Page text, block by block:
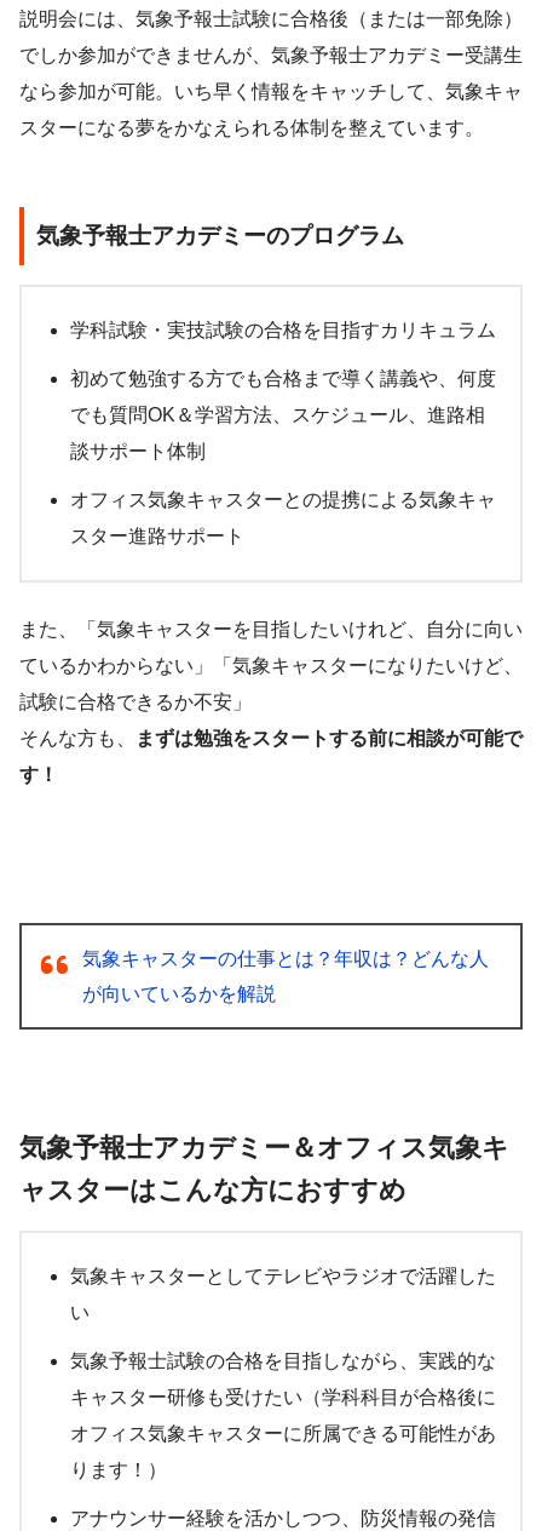
説明会には、気象予報士試験に合格後（または一部免除）
でしか参加ができませんが、気象予報士アカデミー受講生
なら参加が可能。いち早く情報をキャッチして、気象キャ
スターになる夢をかなえられる体制を整えています。
気象予報士アカデミーのプログラム
学科試験・実技試験の合格を目指すカリキュラム
初めて勉強する方でも合格まで導く講義や、何度
でも質問OK＆学習方法、スケジュール、進路相
談サポート体制
オフィス気象キャスターとの提携による気象キャ
スター進路サポート
また、「気象キャスターを目指したいけれど、自分に向い
ているかわからない」「気象キャスターになりたいけど、
試験に合格できるか不安」
そんな方も、
まずは勉強をスタートする前に相談が可能で
す！
気象キャスターの仕事とは？年収は？どんな人
が向いているかを解説
気象予報士アカデミー＆オフィス気象キ
ャスターはこんな方におすすめ
気象キャスターとしてテレビやラジオで活躍した
い
気象予報士試験の合格を目指しながら、実践的な
キャスター研修も受けたい（学科科目が合格後に
オフィス気象キャスターに所属できる可能性があ
ります！）
アナウンサー経験を活かしつつ、防災情報の発信